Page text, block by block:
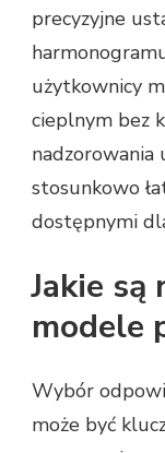
precyzyjne
użytkownicy
cieplnym bez
nadzorowania
stosunkowo
dostępnymi
Jakie
modele
Wybór
może być